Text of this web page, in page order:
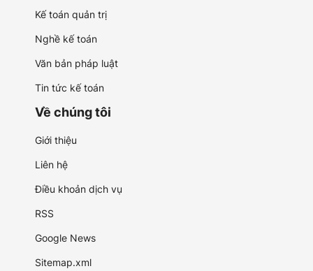
Kế toán quản trị
Nghề kế toán
Văn bản pháp luật
Tin tức kế toán
Về chúng tôi
Giới thiệu
Liên hệ
Điều khoản dịch vụ
RSS
Google News
Sitemap.xml